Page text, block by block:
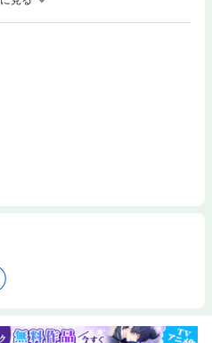
本初の蒸気船を造り出すまでの波乱
まで通ずる飛躍的な技術革新の裏側
語。